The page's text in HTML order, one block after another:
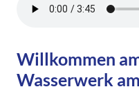
Willkommen
Wasserwerk